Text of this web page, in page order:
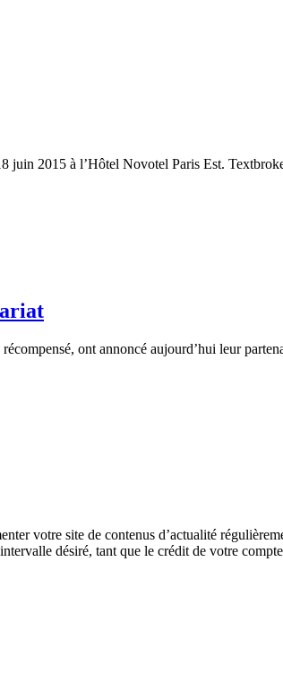
2015 à l’Hôtel Novotel Paris Est.
ont annoncé aujourd’hui leur
votre site de contenus d’actualité
désiré, tant que le crédit de votre